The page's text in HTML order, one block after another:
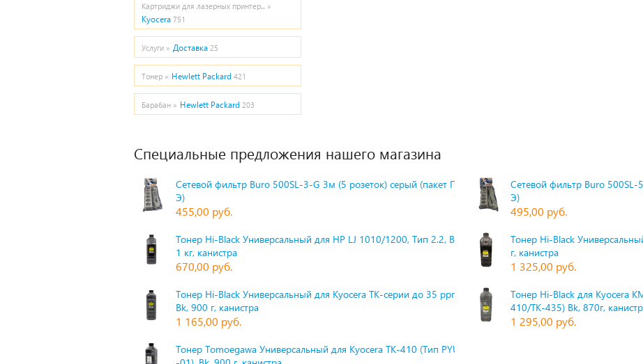
Картриджи для лазерных принтер... »
Kyocera 751
Услуги » Доставка 25
Тонер » Hewlett Packard 421
Барабан » Hewlett Packard 203
Специальные предложения нашего магазина
Сетевой фильтр Buro 500SL-3-G 3м (5 розеток) серый (пакет П
Э)
455,00 руб.
Сетевой фильтр Buro 500SL-
Э)
495,00 руб.
Тонер Hi-Black Универсальный для HP LJ 1010/1200, Тип 2.2, Bk,
1 кг, канистра
670,00 руб.
Тонер Hi-Black
г, канистра
1 325,00 руб.
Тонер Hi-Black Универсальный для Kyocera TK-серии до 35 ppm,
Bk, 900 г, канистра
1 165,00 руб.
Тонер Hi-Black для Kyocera
410/TK-435) Bk, 870г,
1 295,00 руб.
Тонер Tomoegawa Универсальный для Kyocera TK-410 (Тип PYU